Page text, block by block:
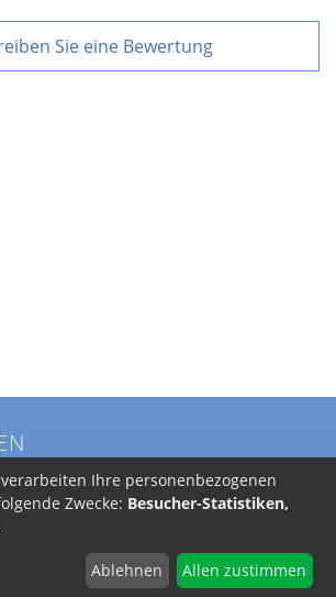
Sie eine Bewertung
Ihre personenbezogenen
Zwecke: Besucher-Statistiken,
Ablehnen Allen zustimmen